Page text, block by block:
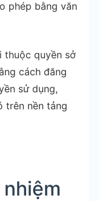
phép bằng văn
thuộc quyền sở
cách đăng
sử dụng,
trên nền tảng